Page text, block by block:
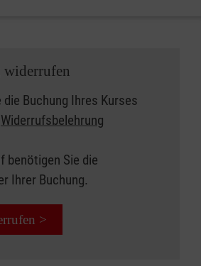
widerrufen
Buchung Ihres Kurses
Widerrufsbelehrung
benötigen Sie die
Ihrer Buchung.
>